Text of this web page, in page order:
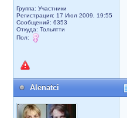
Группа: Участники
Регистрация: 17 Июл 2009, 19:55
Сообщений: 6353
Откуда: Тольятти
Пол:
Alenatci